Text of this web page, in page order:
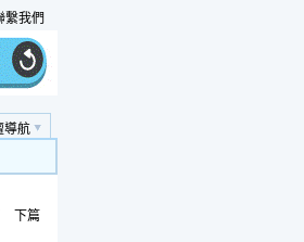
繫我們
導航
下篇